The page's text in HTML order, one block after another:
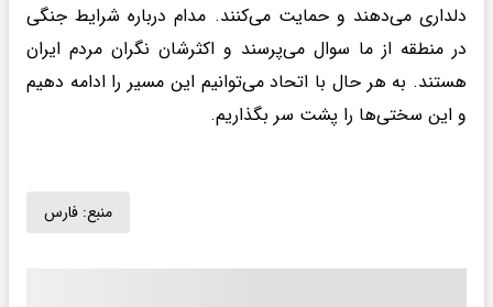
دلداری می‌دهند و حمایت می‌کنند. مدام درباره شرایط جنگی
در منطقه از ما سوال می‌پرسند و اکثرشان نگران مردم ایران
هستند. به هر حال با اتحاد می‌توانیم این مسیر را ادامه دهیم
و این سختی‌ها را پشت سر بگذاریم.
منبع: فارس